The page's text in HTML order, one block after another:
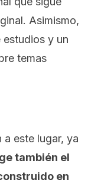
Asimismo,
y un
temas
a este lugar, ya
también el
en